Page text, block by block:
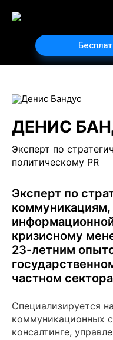
ДЕНИС
Эксперт по
политическому PR
Эксперт по
коммуникациям,
кризисному
23-летним
частном
Специализируется
коммуникационных
консалтинге,